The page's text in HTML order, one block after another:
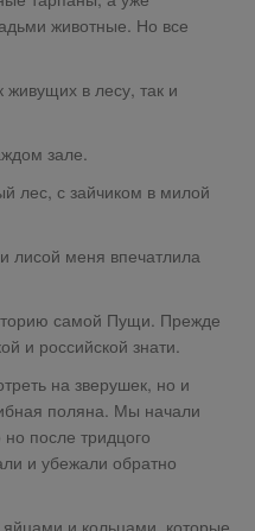
животные. Но все
в лесу, так и
зале.
лес, с зайчиком в милой
лисой меня впечатлила
самой Пущи. Прежде
и российской знати.
на зверушек, но и
поляна. Мы начали
но после тридцого
и убежали обратно
и кольцами, которые